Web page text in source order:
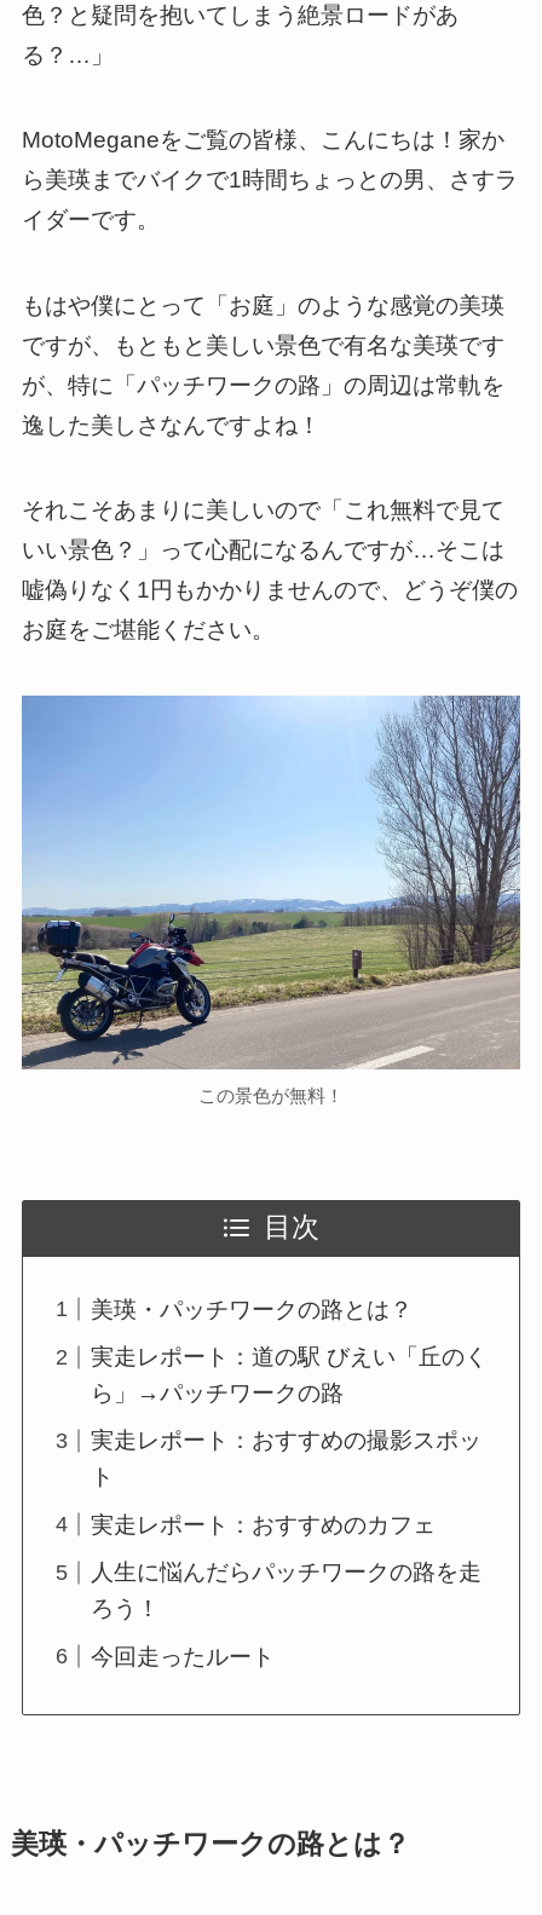
色？と疑問を抱いてしまう絶景ロードがあ
る？…」
MotoMeganeをご覧の皆様、こんにちは！家か
ら美瑛までバイクで1時間ちょっとの男、さすラ
イダーです。
もはや僕にとって「お庭」のような感覚の美瑛
ですが、もともと美しい景色で有名な美瑛です
が、特に「パッチワークの路」の周辺は常軌を
逸した美しさなんですよね！
それこそあまりに美しいので「これ無料で見て
いい景色？」って心配になるんですが…そこは
嘘偽りなく1円もかかりませんので、どうぞ僕の
お庭をご堪能ください。
この景色が無料！
目次
美瑛・パッチワークの路とは？
実走レポート：道の駅 びえい「丘のく
ら」→パッチワークの路
実走レポート：おすすめの撮影スポッ
ト
実走レポート：おすすめのカフェ
人生に悩んだらパッチワークの路を走
ろう！
今回走ったルート
美瑛・パッチワークの路とは？